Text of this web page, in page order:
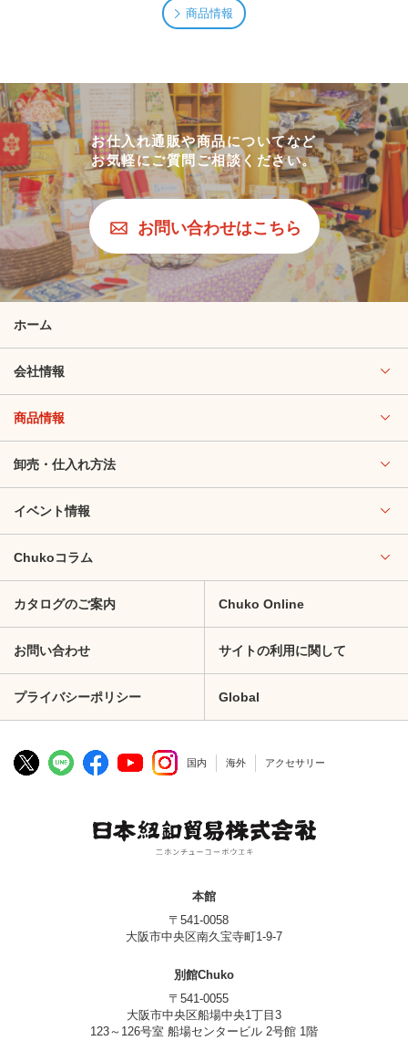
商品情報
お仕入れ通販や商品についてなど
お気軽にご質問ご相談ください。
お問い合わせはこちら
ホーム
会社情報
商品情報
卸売・仕入れ方法
イベント情報
Chukoコラム
カタログのご案内 Chuko Online
お問い合わせ サイトの利用に関して
プライバシーポリシー Global
国内 海外 アクセサリー
本館
〒541-0058
大阪市中央区南久宝寺町1-9-7
別館Chuko
〒541-0055
大阪市中央区船場中央1丁目3
123～126号室 船場センタービル 2号館 1階